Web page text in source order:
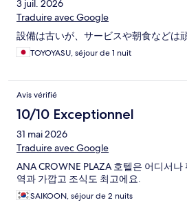
3 juil. 2026
Traduire avec Google
設備は古いが、サービスや朝食などは
TOYOYASU, séjour de 1 nuit
Avis vérifié
10/10 Exceptionnel
31 mai 2026
Traduire avec Google
ANA CROWNE PLAZA 호텔은 어디서
역과 가깝고 조식도 최고에요.
SAIKOON, séjour de 2 nuits